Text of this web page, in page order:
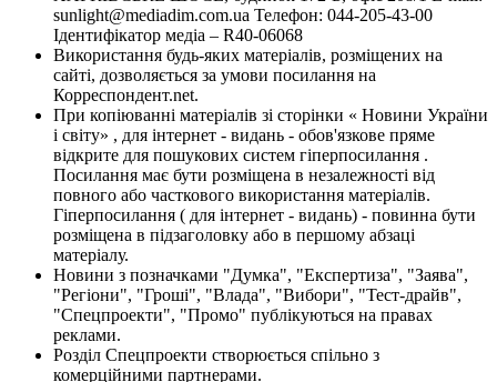
sunlight@mediadim.com.ua Телефон: 044-205-43-00
Ідентифікатор медіа – R40-06068
Використання будь-яких матеріалів, розміщених на
сайті, дозволяється за умови посилання на
Корреспондент.net.
При копіюванні матеріалів зі сторінки « Новини України
і світу» , для інтернет - видань - обов'язкове пряме
відкрите для пошукових систем гіперпосилання .
Посилання має бути розміщена в незалежності від
повного або часткового використання матеріалів.
Гіперпосилання ( для інтернет - видань) - повинна бути
розміщена в підзаголовку або в першому абзаці
матеріалу.
Новини з позначками "Думка", "Експертиза", "Заява",
"Регіони", "Гроші", "Влада", "Вибори", "Тест-драйв",
"Спецпроекти", "Промо" публікуються на правах
реклами.
Розділ Спецпроекти створюється спільно з
комерційними партнерами.